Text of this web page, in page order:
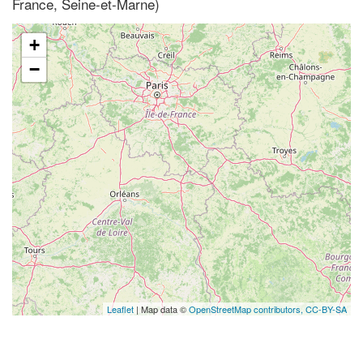
+
−
Leaflet | Map data ©OpenStreetMap contributors, CC-BY-SA